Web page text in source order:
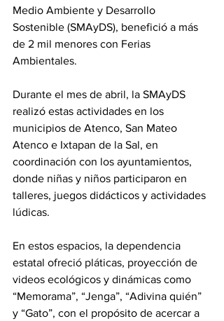
Medio Ambiente y Desarrollo
Sostenible (SMAyDS), benefició a más
de 2 mil menores con Ferias
Ambientales.
Durante el mes de abril, la SMAyDS
realizó estas actividades en los
municipios de Atenco, San Mateo
Atenco e Ixtapan de la Sal, en
coordinación con los ayuntamientos,
donde niñas y niños participaron en
talleres, juegos didácticos y actividades
lúdicas.
En estos espacios, la dependencia
estatal ofreció pláticas, proyección de
videos ecológicos y dinámicas como
“Memorama”, “Jenga”, “Adivina quién”
y “Gato”, con el propósito de acercar a